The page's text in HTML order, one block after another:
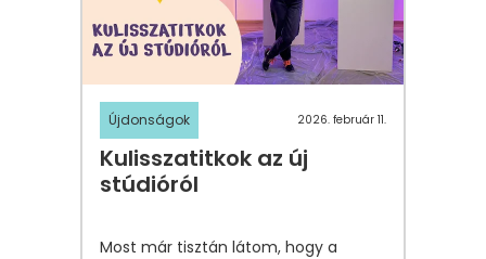
Újdonságok 2026. február 11.
Kulisszatitkok az új
stúdióról
Most már tisztán látom, hogy a